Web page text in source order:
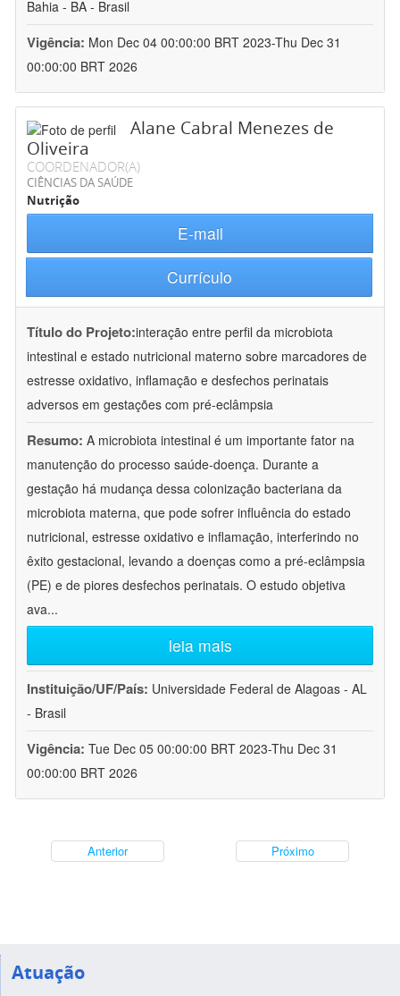
Bahia - BA - Brasil
Vigência: Mon Dec 04 00:00:00 BRT 2023-Thu Dec 31
00:00:00 BRT 2026
Alane Cabral Menezes de
Oliveira
COORDENADOR(A)
CIÊNCIAS DA SAÚDE
Nutrição
E-mail
Currículo
Título do Projeto:interação entre perfil da microbiota
intestinal e estado nutricional materno sobre marcadores de
estresse oxidativo, inflamação e desfechos perinatais
adversos em gestações com pré-eclâmpsia
Resumo: A microbiota intestinal é um importante fator na
manutenção do processo saúde-doença. Durante a
gestação há mudança dessa colonização bacteriana da
microbiota materna, que pode sofrer influência do estado
nutricional, estresse oxidativo e inflamação, interferindo no
êxito gestacional, levando a doenças como a pré-eclâmpsia
(PE) e de piores desfechos perinatais. O estudo objetiva
ava...
leia mais
Instituição/UF/País: Universidade Federal de Alagoas - AL
- Brasil
Vigência: Tue Dec 05 00:00:00 BRT 2023-Thu Dec 31
00:00:00 BRT 2026
Anterior Próximo
Atuação